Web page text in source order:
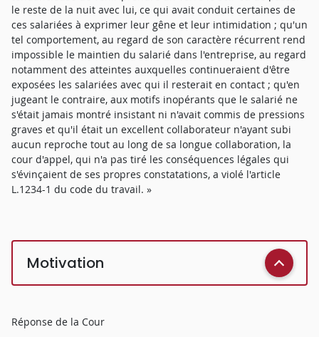
le reste de la nuit avec lui, ce qui avait conduit certaines de
ces salariées à exprimer leur gêne et leur intimidation ; qu'un
tel comportement, au regard de son caractère récurrent rend
impossible le maintien du salarié dans l'entreprise, au regard
notamment des atteintes auxquelles continueraient d'être
exposées les salariées avec qui il resterait en contact ; qu'en
jugeant le contraire, aux motifs inopérants que le salarié ne
s'était jamais montré insistant ni n'avait commis de pressions
graves et qu'il était un excellent collaborateur n'ayant subi
aucun reproche tout au long de sa longue collaboration, la
cour d'appel, qui n'a pas tiré les conséquences légales qui
s'évinçaient de ses propres constatations, a violé l'article
L.1234-1 du code du travail. »
Motivation
Réponse de la Cour